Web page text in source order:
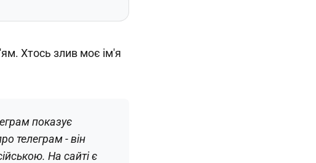
Хтось злив моє ім'я
показує
телеграм - він
На сайті є